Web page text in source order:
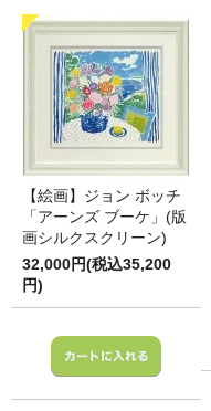
【絵画】ジョン ボッチ
「アーンズ ブーケ」(版
画シルクスクリーン)
32,000円(税込35,200
円)